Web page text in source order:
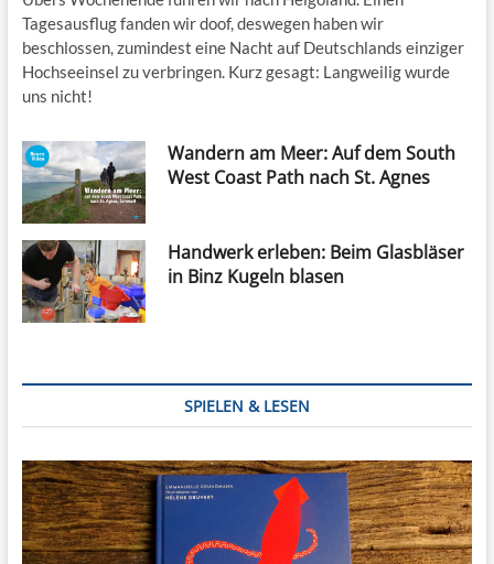
Tagesausflug fanden wir doof, deswegen haben wir
beschlossen, zumindest eine Nacht auf Deutschlands einziger
Hochseeinsel zu verbringen. Kurz gesagt: Langweilig wurde
uns nicht!
Wandern am Meer: Auf dem South
West Coast Path nach St. Agnes
Handwerk erleben: Beim Glasbläser
in Binz Kugeln blasen
SPIELEN & LESEN